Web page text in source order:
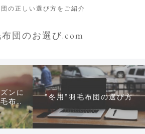
の正しい選び方をご紹介
団のお選び.com
ンに
布団
”冬用”羽毛布団の選び方